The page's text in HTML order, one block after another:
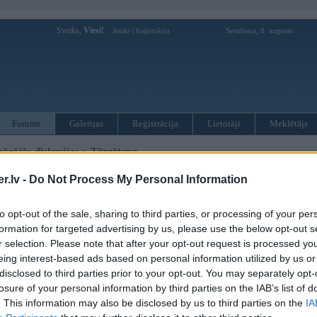
- Do Not Process My Personal Information
opt-out of the sale, sharing to third parties, or processing of your
for targeted advertising by us, please use the below opt-out
selection. Please note that after your opt-out request is processed
interest-based ads based on personal information utilized by us
to third parties prior to your opt-out. You may separately
of your personal information by third parties on the IAB’s list of
This information may also be disclosed by us to third parties on the
Sveiks, Viesi! Ienākt Reģistrācija Sestdiena, 8. augusts
Forums Galerijas Reģistrācija Lietotāji Meklētājs
diskusijas»Tērzētava
kondicionieris
Ziņojums
25 Jun 2026, 20:20:29 @dsksrakstīja:
Uzliec split, pumpā alu un reizi trijos mēnešos izvelc sietu iekšējam
ārējā vispār klāt nav jālien ( freons nevar zust ne pēc gada, ne pēc